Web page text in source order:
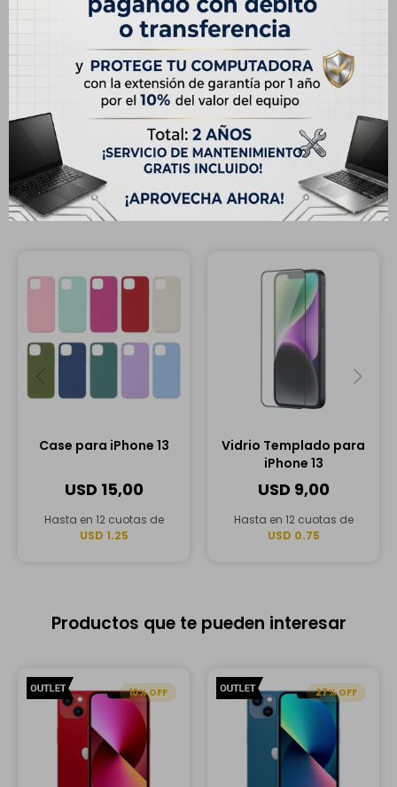
Memoria RAM
Completá tu compra
Case para iPhone 13
USD 15,00
Hasta en 12 cuotas de
USD 1.25
Vidrio Templado para
iPhone 13
USD 9,00
Hasta en 12 cuotas de
USD 0.75
Productos que te pueden interesar
10 27